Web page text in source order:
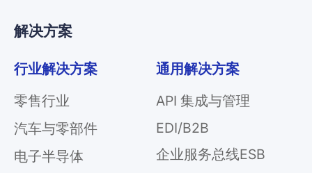
解决方案
行业解决方案
零售行业
汽车与零部件
电子半导体
通用解决方案
API 集成与管理
EDI/B2B
企业服务总线ESB